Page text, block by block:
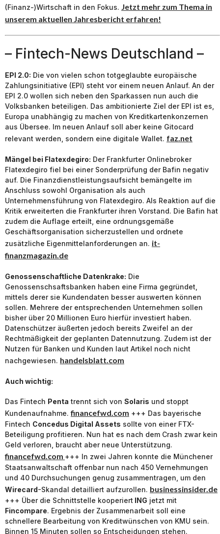
(Finanz-)Wirtschaft in den Fokus. Jetzt mehr zum Thema in
unserem aktuellen Jahresbericht erfahren!
– Fintech-News Deutschland –
EPI 2.0: Die von vielen schon totgeglaubte europäische
Zahlungsinitiative (EPI) steht vor einem neuen Anlauf. An der
EPI 2.0 wollen sich neben den Sparkassen nun auch die
Volksbanken beteiligen. Das ambitionierte Ziel der EPI ist es,
Europa unabhängig zu machen von Kreditkartenkonzernen
aus Übersee. Im neuen Anlauf soll aber keine Gitocard
relevant werden, sondern eine digitale Wallet. faz.net
Mängel bei Flatexdegiro: Der Frankfurter Onlinebroker
Flatexdegiro fiel bei einer Sonderprüfung der Bafin negativ
auf. Die Finanzdienstleistungsaufsicht bemängelte im
Anschluss sowohl Organisation als auch
Unternehmensführung von Flatexdegiro. Als Reaktion auf die
Kritik erweiterten die Frankfurter ihren Vorstand. Die Bafin hat
zudem die Auflage erteilt, eine ordnungsgemäße
Geschäftsorganisation sicherzustellen und ordnete
zusätzliche Eigenmittelanforderungen an. it-
finanzmagazin.de
Genossenschaftliche Datenkrake: Die
Genossenschsaftsbanken haben eine Firma gegründet,
mittels derer sie Kundendaten besser auswerten können
sollen. Mehrere der entsprechenden Unternehmen sollen
bisher über 20 Millionen Euro hierfür investiert haben.
Datenschützer äußerten jedoch bereits Zweifel an der
Rechtmäßigkeit der geplanten Datennutzung. Zudem ist der
Nutzen für Banken und Kunden laut Artikel noch nicht
nachgewiesen. handelsblatt.com
Auch wichtig:
Das Fintech Penta trennt sich von Solaris und stoppt
Kundenaufnahme.financefwd.com +++ Das bayerische
Fintech Concedus Digital Assets sollte von einer FTX-
Beteiligung profitieren. Nun hat es nach dem Crash zwar kein
Geld verloren, braucht aber neue Unterstützung.
financefwd.com +++ In zwei Jahren konnte die Münchener
Staatsanwaltschaft offenbar nun nach 450 Vernehmungen
und 40 Durchsuchungen genug zusammentragen, um den
Wirecard-Skandal detailliert aufzurollen. businessinsider.de
+++ Über die Schnittstelle kooperiert ING jetzt mit
Fincompare. Ergebnis der Zusammenarbeit soll eine
schnellere Bearbeitung von Kreditwünschen von KMU sein.
Binnen 15 Minuten sollen so Entscheidungen stehen.